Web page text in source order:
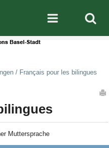
Mobile
/ Français pour les bilingues
Muttersprache